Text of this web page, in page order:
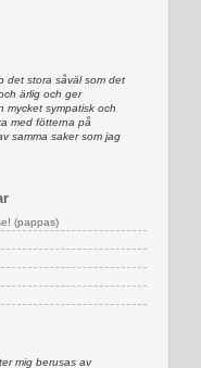
det stora såväl som det
ärlig och ger
mycket sympatisk och
med fötterna på
samma saker som jag
(pappas)
mig berusas av